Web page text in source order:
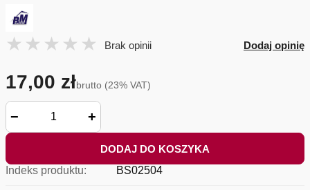
Brak opinii Dodaj opinię
17,00 złbrutto (23% VAT)
− +
DODAJ DO KOSZYKA
Indeks produktu:
BS02504